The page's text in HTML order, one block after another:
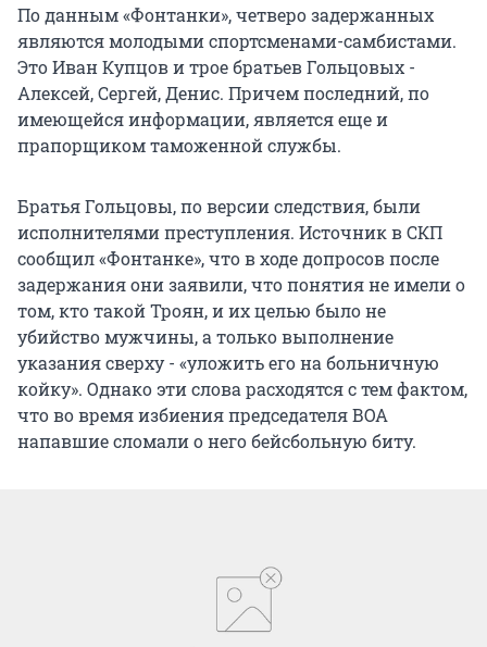
По данным «Фонтанки», четверо задержанных
являются молодыми спортсменами-самбистами.
Это Иван Купцов и трое братьев Гольцовых -
Алексей, Сергей, Денис. Причем последний, по
имеющейся информации, является еще и
прапорщиком таможенной службы.
Братья Гольцовы, по версии следствия, были
исполнителями преступления. Источник в СКП
сообщил «Фонтанке», что в ходе допросов после
задержания они заявили, что понятия не имели о
том, кто такой Троян, и их целью было не
убийство мужчины, а только выполнение
указания сверху - «уложить его на больничную
койку». Однако эти слова расходятся с тем фактом,
что во время избиения председателя ВОА
напавшие сломали о него бейсбольную биту.